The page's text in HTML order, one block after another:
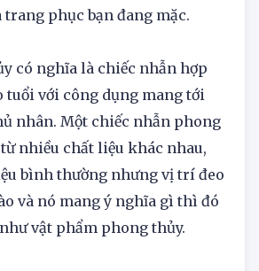
trang phục bạn đang mặc.
có nghĩa là chiếc nhẫn hợp
tuổi với công dụng mang tới
nhân. Một chiếc nhẫn phong
nhiều chất liệu khác nhau,
bình thường nhưng vị trí đeo
và nó mang ý nghĩa gì thì đó
vật phẩm phong thủy.